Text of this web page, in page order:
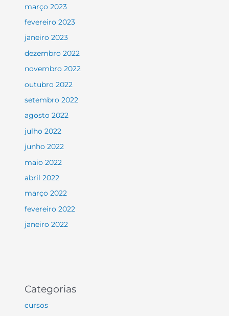
março 2023
fevereiro 2023
janeiro 2023
dezembro 2022
novembro 2022
outubro 2022
setembro 2022
agosto 2022
julho 2022
junho 2022
maio 2022
abril 2022
março 2022
fevereiro 2022
janeiro 2022
Categorias
cursos